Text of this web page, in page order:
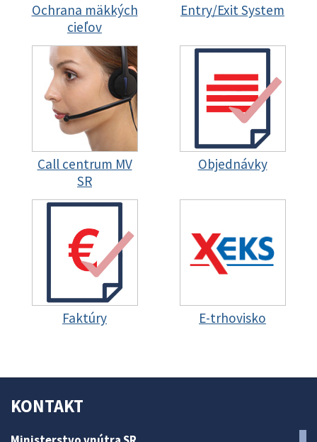
Ochrana mäkkých
cieľov
Entry/Exit System
Call centrum MV
SR
Objednávky
Faktúry E-trhovisko
KONTAKT